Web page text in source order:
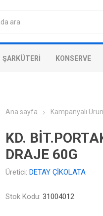
ŞARKÜTERI KONSERVE
Ana sayfa Kampanyalı
KD.
DRAJE 60G
Üretici: DETAY ÇİKOLATA
Stok Kodu: 31004012